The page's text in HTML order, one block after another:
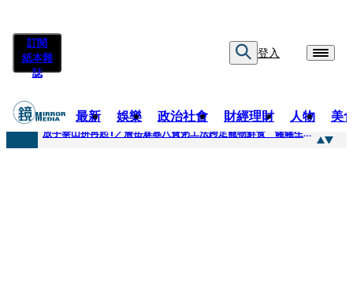
訂閱
紙本雜
誌
登入
最新 娛樂 政治社會 財經理財 人物 美
快訊
放手泰山拚再起1／詹岳霖靠八寶粥工法跨足寵物鮮食 罐罐生產前先請「叼嘴王后」試吃